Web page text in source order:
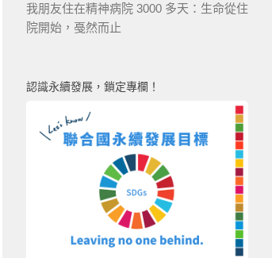
我朋友住在精神病院 3000 多天：生命從住
院開始，戞然而止
認識永續發展，鎖定專欄！